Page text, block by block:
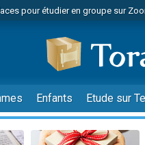
pour étudier en groupe sur
de nous rejoindre sur
de nous rejoindre sur WhatsApp
viennent de faire un don pour
viennent de faire un don pour 1
de demander une bénédiction
Enfants Etude sur